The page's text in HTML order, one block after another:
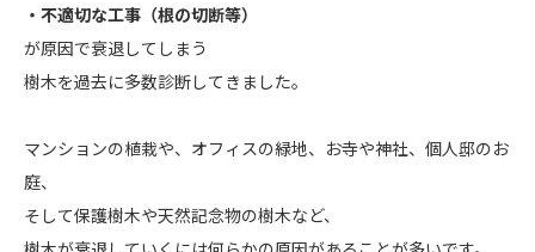
・不適切な工事（根の切断等）
が原因で衰退してしまう
樹木を過去に多数診断してきました。
マンションの植栽や、オフィスの緑地、お寺や神社、個人邸のお
庭、
そして保護樹木や天然記念物の樹木など、